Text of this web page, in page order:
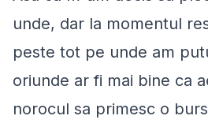
unde, dar la momentul
peste tot pe unde am
oriunde ar fi mai bine ca
norocul sa primesc o